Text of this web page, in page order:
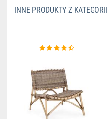
INNE PRODUKTY Z KATEGORII